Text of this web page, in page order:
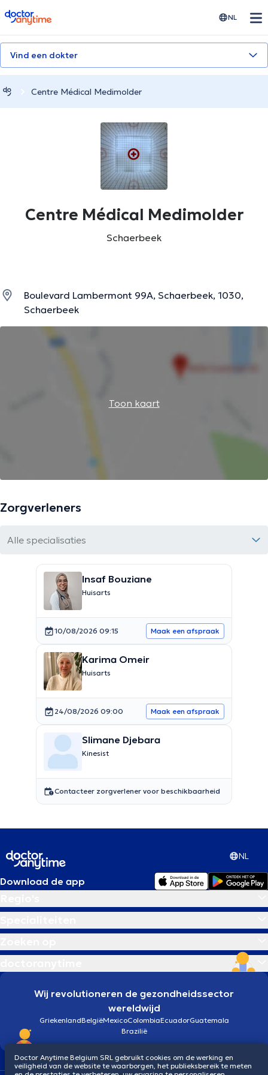
doctoranytime NL
Vind een dokter
Centre Médical Medimolder
Centre Médical Medimolder
Schaerbeek
Boulevard Lambermont 99A, Schaerbeek, 1030,
Schaerbeek
Toon kaart
Zorgverleners
Alle specialisaties
Insaf Bouziane
Huisarts
10/08/2026 09:15 Maak een afspraak
Karima Omeir
Huisarts
24/08/2026 09:00 Maak een afspraak
Slimane Djebara
Kinesist
Contacteer zorgverlener voor beschikbaarheid
NL
Download de app
Wij revolutioneren de gezondheidssector
wereldwijd
GriekenlandBelgiëMexicoColombiaEcuadorGuatemala
Brazilië
Doctor Anytime Belgium SRL gebruikt cookies om de werking en
veiligheid van de website te waarborgen, het publieksbereik te meten